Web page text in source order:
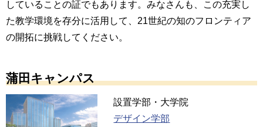
していることの証でもあります。みなさんも、この充実し
た教学環境を存分に活用して、21世紀の知のフロンティア
の開拓に挑戦してください。
蒲田キャンパス
設置学部・大学院
デザイン学部